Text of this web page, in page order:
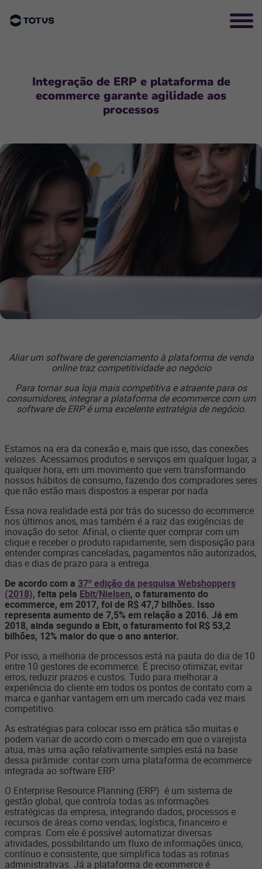
Integração de ERP e plataforma de
ecommerce garante agilidade aos
processos
Aliar um software de gerenciamento à plataforma de venda
online traz competitividade ao negócio
Para tornar sua loja mais competitiva e atraente para os
consumidores, integrar a plataforma de ecommerce com um
software de ERP é uma excelente estratégia de negócio.
Estamos na era da conexão e, mais que isso, das conexões
velozes. Acessamos produtos e serviços em qualquer lugar, a
qualquer hora, em um movimento que vem transformando
nossos hábitos de consumo, fazendo dos compradores seres
que não estão mais dispostos a esperar por nada.
Essa nova realidade está por trás do sucesso do ecommerce
nos últimos anos, mas também é a raiz das exigências de
inovação do setor. Afinal, o cliente quer comprar com um
clique e receber o produto rapidamente, sem disposição para
entender compras canceladas, pagamentos não autorizados,
dias e dias de prazo para a entrega.
De acordo com a 37º edição da pesquisa Webshoppers
(2018), feita pela Ebit/Nielsen, o faturamento do
ecommerce, em 2017, foi de R$ 47,7 bilhões. Isso
representa aumento de 7,5% em relação a 2016. Já em
2018, ainda segundo a Ebit, o faturamento foi R$ 53,2
bilhões, 12% maior do que o ano anterior.
Por isso, a melhoria de processos está na pauta do dia de 10
entre 10 gestores de ecommerce. É preciso otimizar, evitar
erros, reduzir prazos e custos. Tudo para melhorar a
experiência do cliente em todos os pontos de contato com a
marca e ganhar vantagem em um mercado cada vez mais
competitivo.
As estratégias para colocar isso em prática são muitas e
podem variar de acordo com o mercado em que o varejista
atua, mas uma ação relativamente simples está na base
dessa pirâmide: contar com uma plataforma de ecommerce
integrada ao software ERP.
O Enterprise Resource Planning (ERP) é um sistema de
gestão global, que controla todas as informações
estratégicas da empresa, integrando dados, processos e
recursos de áreas como vendas, logística, financeiro e
compras. Com ele é possível automatizar diversas
atividades, possibilitando um fluxo de informações único,
contínuo e consistente, que simplifica todas as rotinas
administrativas. Já a plataforma de ecommerce é